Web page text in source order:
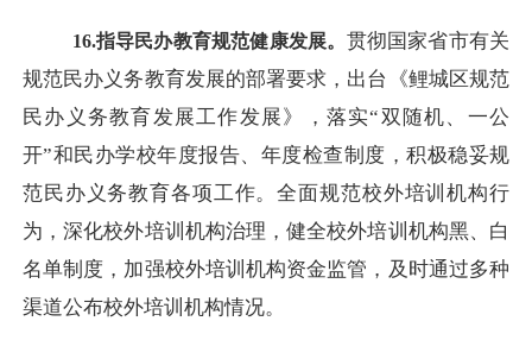
16.指导民办教育规范健康发展。 贯彻国家省市有关
规范民办义务教育发展的部署要求，出台《鲤城区规范
民办义务教育发展工作发展》，落实“双随机、一公
开”和民办学校年度报告、年度检查制度，积极稳妥规
范民办义务教育各项工作。全面规范校外培训机构行
为，深化校外培训机构治理，健全校外培训机构黑、白
名单制度，加强校外培训机构资金监管，及时通过多种
渠道公布校外培训机构情况。